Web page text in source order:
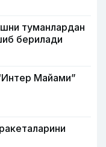
туманлардан
берилади
Майами”